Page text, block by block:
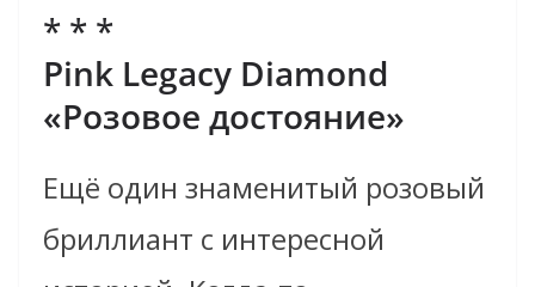
* * *
Pink Legacy Diamond
«Розовое достояние»
Ещё один знаменитый розовый
бриллиант с интересной